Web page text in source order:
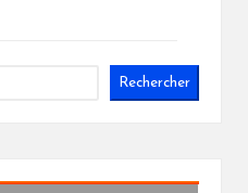
Rechercher